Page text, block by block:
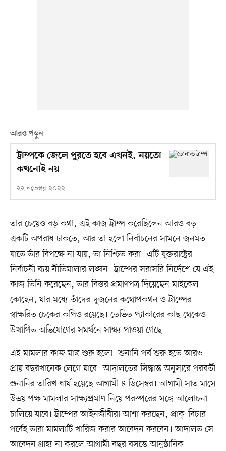
আরও পড়ুন
ট্রাম্পকে জেলে পুরতে হবে এখনই, নয়তো
কখনোই নয়
২২ নভেম্বর ২০২২
তার চেয়েও বড় কথা, এই কাজ ট্রাম্প করেছিলেন আরও বড়
একটি অপরাধ ঢাকতে, আর তা হলো নির্বাচনের সামনে জনমত
যাতে তাঁর বিপক্ষে না যায়, তা নিশ্চিত করা। এটি যুক্তরাষ্ট্রের
নির্বাচনী ব্যয় নীতিমালার লঙ্ঘন। ট্রাম্পের সরাসরি নির্দেশে যে এই
কাজ তিনি করেছেন, তার বিস্তর প্রমাণপত্র দিয়েছেন মাইকেল
কোহেন, যার মধ্যে তাঁদের দুজনের কথোপকথন ও ট্রাম্পের
স্বাক্ষরিত চেকের কপিও রয়েছে। ডেভিড প্যাকারের কাছ থেকেও
উত্থাপিত অভিযোগের সমর্থনে সাক্ষ্য পাওয়া গেছে।
এই মামলার কাজ মাত্র শুরু হলো। শুনানি পর্ব শুরু হতে আরও
প্রায় বছরখানেক লেগে যাবে। আদালতের সিদ্ধান্ত অনুসারে পরবর্তী
শুনানির তারিখ ধার্য হয়েছে আগামী ৪ ডিসেম্বর। আগামী সাত মাসে
উভয় পক্ষ মামলার সাক্ষ্যপ্রমাণ নিয়ে পরস্পরের সঙ্গে আলোচনা
চালিয়ে যাবে। ট্রাম্পের আইনজীবীরা আশা করছেন, প্রাক্‌-বিচার
পর্বেই তারা মামলাটি খারিজ করার আবেদন করবেন। আদালত সে
আবেদন গ্রাহ্য না করলে আগামী বছর বসন্তে আনুষ্ঠানিক